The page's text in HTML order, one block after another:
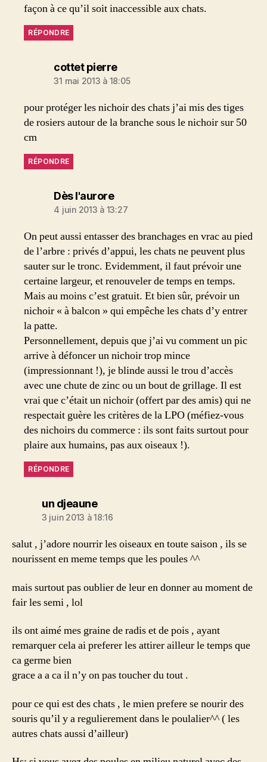
façon à ce qu’il soit inaccessible aux chats.
RÉPONDRE
cottet pierredit :
31 mai 2013 à 18:05
pour protéger les nichoir des chats j’ai mis des tiges
de rosiers autour de la branche sous le nichoir sur 50
cm
RÉPONDRE
Dès l'auroredit :
4 juin 2013 à 13:27
On peut aussi entasser des branchages en vrac au pied
de l’arbre : privés d’appui, les chats ne peuvent plus
sauter sur le tronc. Evidemment, il faut prévoir une
certaine largeur, et renouveler de temps en temps.
Mais au moins c’est gratuit. Et bien sûr, prévoir un
nichoir « à balcon » qui empêche les chats d’y entrer
la patte.
Personnellement, depuis que j’ai vu comment un pic
arrive à défoncer un nichoir trop mince
(impressionnant !), je blinde aussi le trou d’accès
avec une chute de zinc ou un bout de grillage. Il est
vrai que c’était un nichoir (offert par des amis) qui ne
respectait guère les critères de la LPO (méfiez-vous
des nichoirs du commerce : ils sont faits surtout pour
plaire aux humains, pas aux oiseaux !).
RÉPONDRE
un djeaunedit :
3 juin 2013 à 18:16
salut , j’adore nourrir les oiseaux en toute saison , ils se
nourissent en meme temps que les poules ^^
mais surtout pas oublier de leur en donner au moment de
fair les semi , lol
ils ont aimé mes graine de radis et de pois , ayant
remarquer cela ai preferer les attirer ailleur le temps que
ca germe bien
grace a a ca il n’y on pas toucher du tout .
pour ce qui est des chats , le mien prefere se nourir des
souris qu’il y a regulierement dans le poulalier^^ ( les
autres chats aussi d’ailleur)